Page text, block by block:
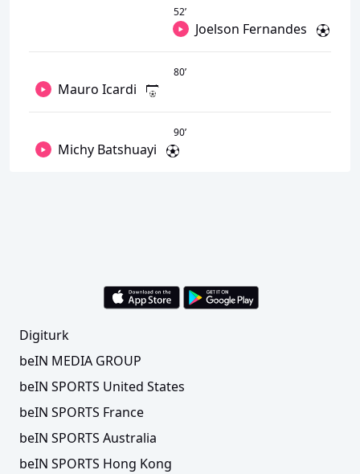
52’
Joelson Fernandes
80’
Mauro Icardi
90’
Michy Batshuayi
Digiturk
beIN MEDIA GROUP
beIN SPORTS United States
beIN SPORTS France
beIN SPORTS Australia
beIN SPORTS Hong Kong